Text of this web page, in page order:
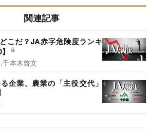
関連記事
こだ？JA赤字危険度ランキ
本木啓文
企業、農業の「主役交代」